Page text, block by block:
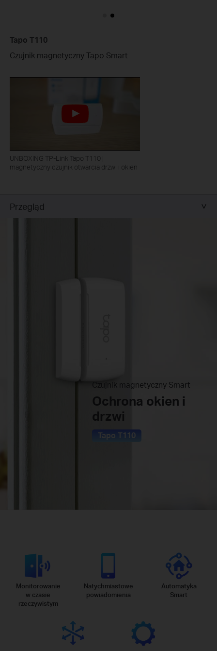
Tapo T110
Czujnik magnetyczny Tapo Smart
UNBOXING TP-Link Tapo T110 |
magnetyczny czujnik otwarcia drzwi i okien
Przegląd
Czujnik magnetyczny Smart
Ochrona okien i
drzwi
Tapo T110
Monitorowanie
w czasie
rzeczywistym
Natychmiastowe
powiadomienia
Automatyka
Smart